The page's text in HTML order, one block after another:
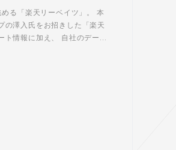
る「楽天リーベイツ」。 本
の澤入氏をお招きした「楽天
ト情報に加え、 自社のデー...